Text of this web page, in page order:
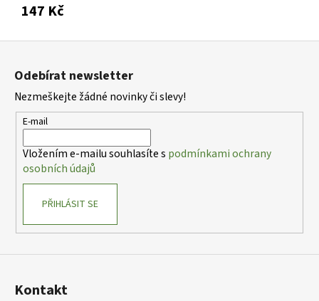
147 Kč
Z
Odebírat newsletter
Nezmeškejte žádné novinky či slevy!
E-mail
Vložením e-mailu souhlasíte s podmínkami ochrany
osobních údajů
PŘIHLÁSIT SE
Kontakt